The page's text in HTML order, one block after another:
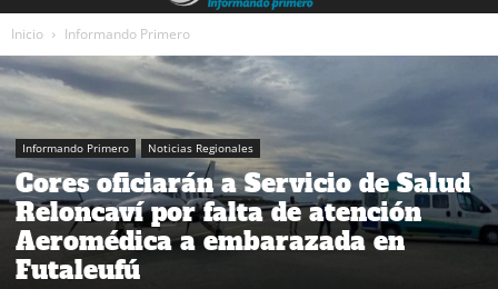
Inicio Informando Primero
Informando Primero Noticias Regionales
Cores oficiarán a Servicio de Salud
Reloncaví por falta de atención
Aeromédica a embarazada en
Futaleufú